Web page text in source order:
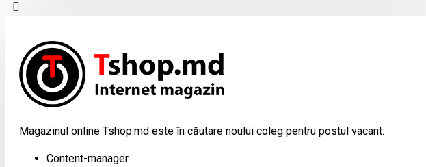
Magazinul online Tshop.md este în căutare noului coleg pentru postul vacant:
Content-manager